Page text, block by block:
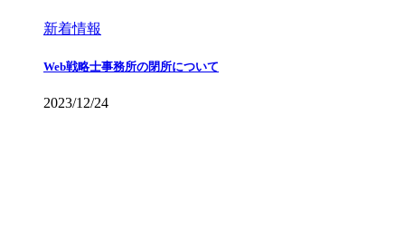
新着情報
Web戦略士事務所の閉所について
2023/12/24